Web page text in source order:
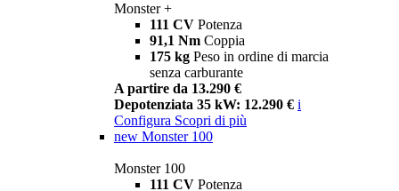
Monster +
111 CV Potenza
91,1 Nm Coppia
175 kg Peso in ordine di marcia
senza carburante
A partire da 13.290 €
Depotenziata 35 kW: 12.290 € i
Configura Scopri di più
new Monster 100
Monster 100
111 CV Potenza